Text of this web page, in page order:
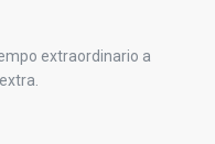
extraordinario a